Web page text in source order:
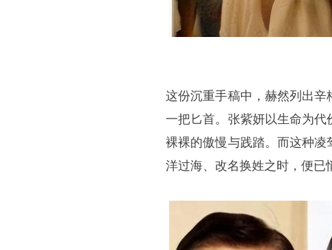
这份沉重手稿中，赫然列出辛
一把匕首。张紫妍以生命为
裸裸的傲慢与践踏。而这种
洋过海、改名换姓之时，便已